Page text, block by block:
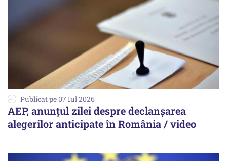
Publicat pe 07 Iul 2026
AEP, anunțul zilei despre declanșarea
alegerilor anticipate în România / video